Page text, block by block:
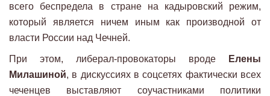
всего беспредела в стране на кадыровский режим,
который является ничем иным как производной от
власти России над Чечней.
При этом, либерал-провокаторы вроде
Елены
Милашиной, в дискуссиях в соцсетях фактически всех
чеченцев выставляют соучастниками политики